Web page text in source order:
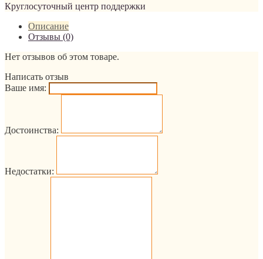
Круглосуточный центр поддержки
Описание
Отзывы (0)
Нет отзывов об этом товаре.
Написать отзыв
Ваше имя:
Достоинства:
Недостатки: